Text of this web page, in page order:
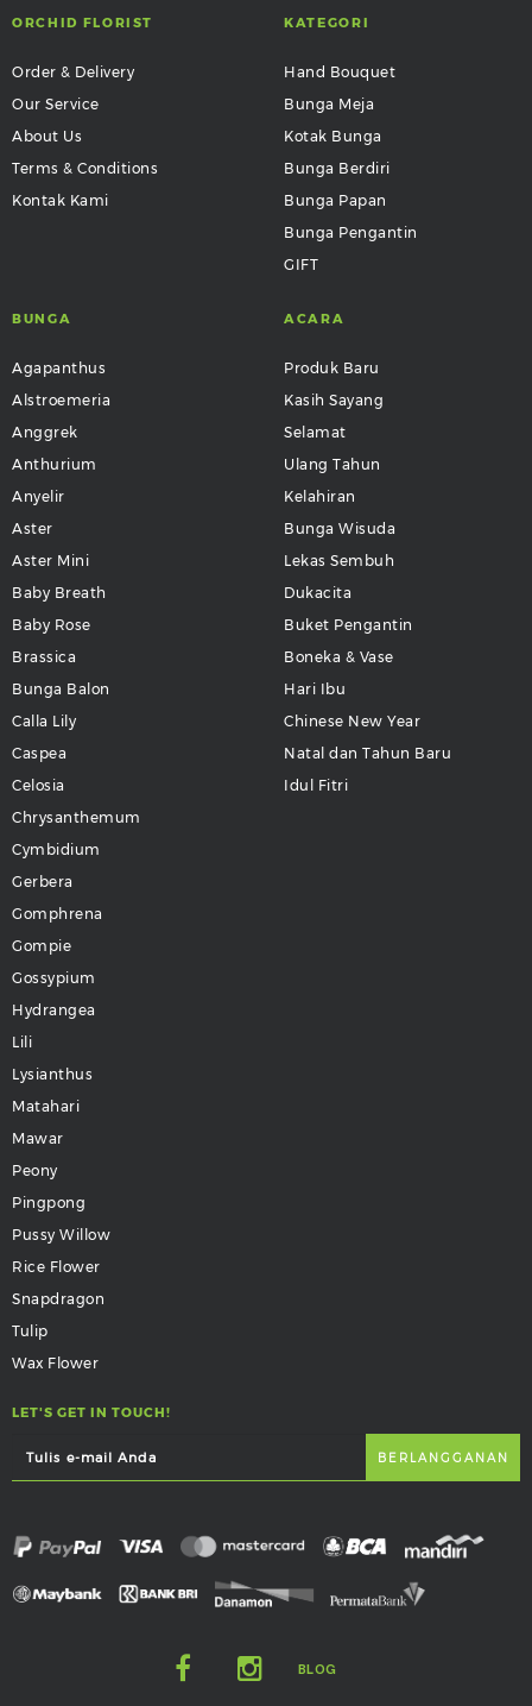
ORCHID FLORIST
Order & Delivery
Our Service
About Us
Terms & Conditions
Kontak Kami
KATEGORI
Hand Bouquet
Bunga Meja
Kotak Bunga
Bunga Berdiri
Bunga Papan
Bunga Pengantin
GIFT
BUNGA
Agapanthus
Alstroemeria
Anggrek
Anthurium
Anyelir
Aster
Aster Mini
Baby Breath
Baby Rose
Brassica
Bunga Balon
Calla Lily
Caspea
Celosia
Chrysanthemum
Cymbidium
Gerbera
Gomphrena
Gompie
Gossypium
Hydrangea
Lili
Lysianthus
Matahari
Mawar
Peony
Pingpong
Pussy Willow
Rice Flower
Snapdragon
Tulip
Wax Flower
ACARA
Produk Baru
Kasih Sayang
Selamat
Ulang Tahun
Kelahiran
Bunga Wisuda
Lekas Sembuh
Dukacita
Buket Pengantin
Boneka & Vase
Hari Ibu
Chinese New Year
Natal dan Tahun Baru
Idul Fitri
LET'S GET IN TOUCH!
BLOG